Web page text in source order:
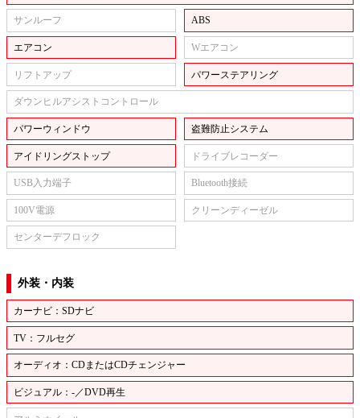
サンルーフ ABS
エアコン Wエアコン
リフトアップ パワーステアリング
ダウンヒルアシストコントロール
パワーウィンドウ 盗難防止システム
アイドリングストップ ドライブレコーダー
USB入力端子 Bluetooth接続
100V電源 クリーンディーゼル
センターデフロック
外装・内装
カーナビ：SDナビ
TV：フルセグ
オーディオ：CDまたはCDチェンジャー
ビジュアル：-／DVD再生